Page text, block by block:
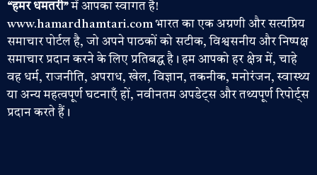
“हमर धमतरी”में आपका स्वागत है!
www.hamardhamtari.com भारत का एक अग्रणी और सत्यप्रिय
समाचार पोर्टल है, जो अपने पाठकों को सटीक, विश्वसनीय और निष्पक्ष
समाचार प्रदान करने के लिए प्रतिबद्ध है। हम आपको हर क्षेत्र में, चाहे
वह धर्म, राजनीति, अपराध, खेल, विज्ञान, तकनीक, मनोरंजन, स्वास्थ्य
या अन्य महत्वपूर्ण घटनाएँ हों, नवीनतम अपडेट्स और तथ्यपूर्ण रिपोर्ट्स
प्रदान करते हैं।